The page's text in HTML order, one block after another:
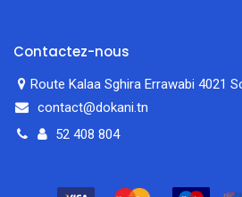
Contactez-nous
Route Kalaa Sghira Errawabi 4021
contact@dokani.tn
52 408 804